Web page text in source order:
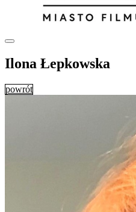
Ilona Łepkowska
powrót